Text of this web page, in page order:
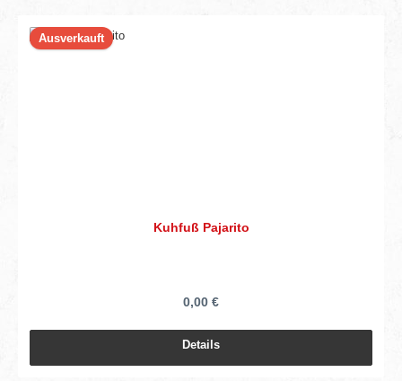
Ausverkauft
Kuhfuß Pajarito
0,00 €
Details